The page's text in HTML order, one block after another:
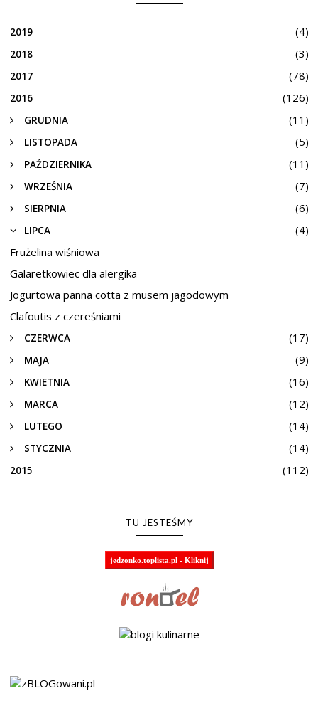
2019 (4)
2018 (3)
2017 (78)
2016 (126)
GRUDNIA (11)
LISTOPADA (5)
PAŹDZIERNIKA (11)
WRZEŚNIA (7)
SIERPNIA (6)
LIPCA
(4)
Frużelina wiśniowa
Galaretkowiec dla alergika
Jogurtowa panna cotta z musem jagodowym
Clafoutis z czereśniami
CZERWCA (17)
MAJA (9)
KWIETNIA (16)
MARCA (12)
LUTEGO (14)
STYCZNIA (14)
2015 (112)
TU JESTEŚMY
jedzonko.toplista.pl - Kliknij